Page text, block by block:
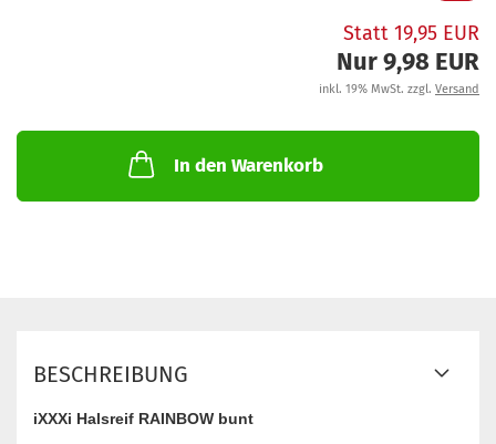
Statt 19,95 EUR
Nur 9,98 EUR
inkl. 19% MwSt. zzgl. Versand
In den Warenkorb
BESCHREIBUNG
iXXXi Halsreif RAINBOW bunt